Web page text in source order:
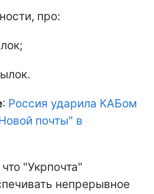
про:
: Россия ударила КАБом
почты" в
"Укрпочта"
непрерывное